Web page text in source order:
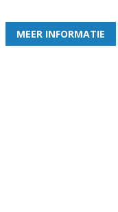
MEER INFORMATIE